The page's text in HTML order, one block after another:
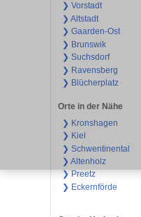
❯ Vorstadt
❯ Altstadt
❯ Gaarden-Ost
❯ Brunswik
❯ Suchsdorf
❯ Ravensberg
❯ Blücherplatz
Orte in der Nähe
❯ Kronshagen
❯ Kiel
❯ Schwentinental
❯ Altenholz
❯ Preetz
❯ Eckernförde